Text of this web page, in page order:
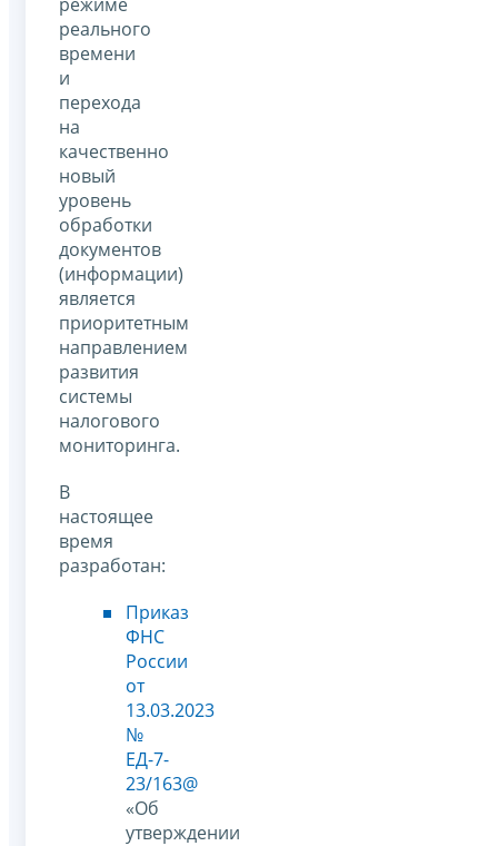
реального
времени
и
перехода
на
качественно
новый
уровень
обработки
документов
(информации)
является
приоритетным
направлением
развития
системы
налогового
мониторинга.
В
настоящее
время
разработан:
Приказ
ФНС
России
от
13.03.2023
№
ЕД-7-
23/163@
«Об
утверждении